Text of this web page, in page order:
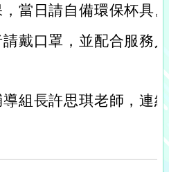
當日請自備環保杯具。
戴口罩，並配合服務
組長許思琪老師，連